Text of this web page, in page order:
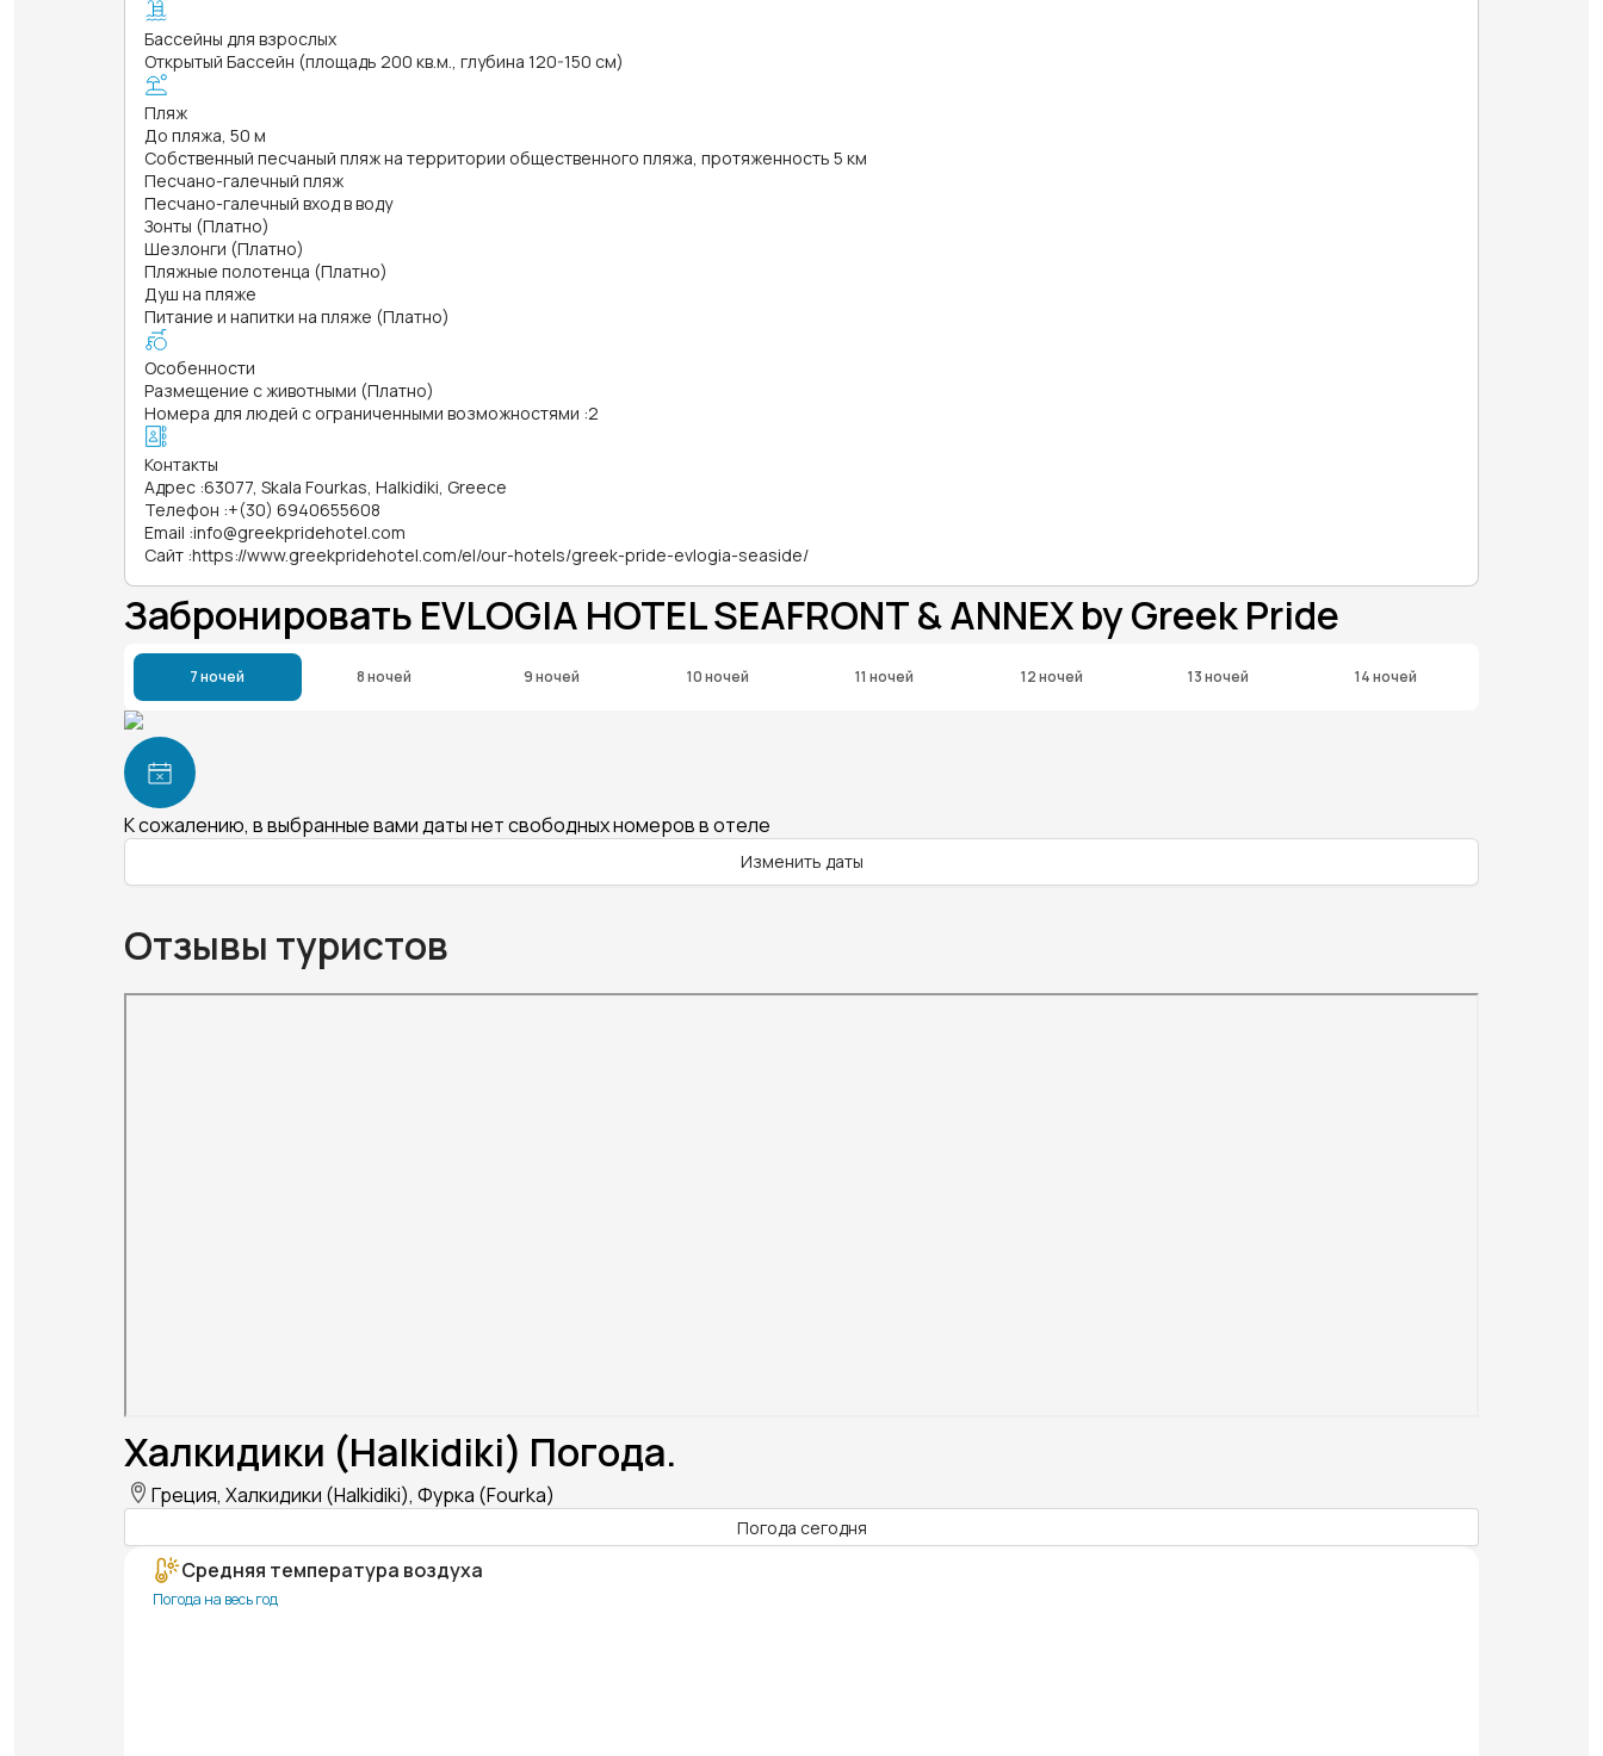
Бассейны для взрослых
Открытый Бассейн (площадь 200 кв.м., глубина 120-150 см)
Пляж
До пляжа, 50 м
Собственный песчаный пляж на территории общественного пляжа, протяженность 5 км
Песчано-галечный пляж
Песчано-галечный вход в воду
Зонты (Платно)
Шезлонги (Платно)
Пляжные полотенца (Платно)
Душ на пляже
Питание и напитки на пляже (Платно)
Особенности
Размещение с животными (Платно)
Номера для людей с ограниченными возможностями :2
Контакты
Адрес :63077, Skala Fourkas, Halkidiki, Greece
Телефон :+(30) 6940655608
Email :info@greekpridehotel.com
Сайт :https://www.greekpridehotel.com/el/our-hotels/greek-pride-evlogia-seaside/
Забронировать EVLOGIA HOTEL SEAFRONT & ANNEX by Greek Pride
7 ночей 8 ночей 9 ночей 10 ночей 11 ночей 12 ночей 13 ночей 14 ночей
К сожалению, в выбранные вами даты нет свободных номеров в отеле
Изменить даты
Отзывы туристов
Халкидики (Halkidiki) Погода.
Греция, Халкидики (Halkidiki), Фурка (Fourka)
Погода сегодня
Средняя температура воздуха
Погода на весь год